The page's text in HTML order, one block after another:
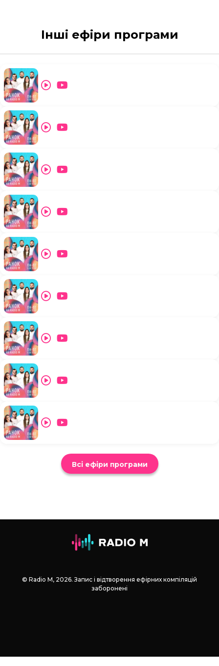
Інші ефіри програми
Всі ефіри програми
© Radio М, 2026. Запис і відтворення ефірних компіляцій
заборонені